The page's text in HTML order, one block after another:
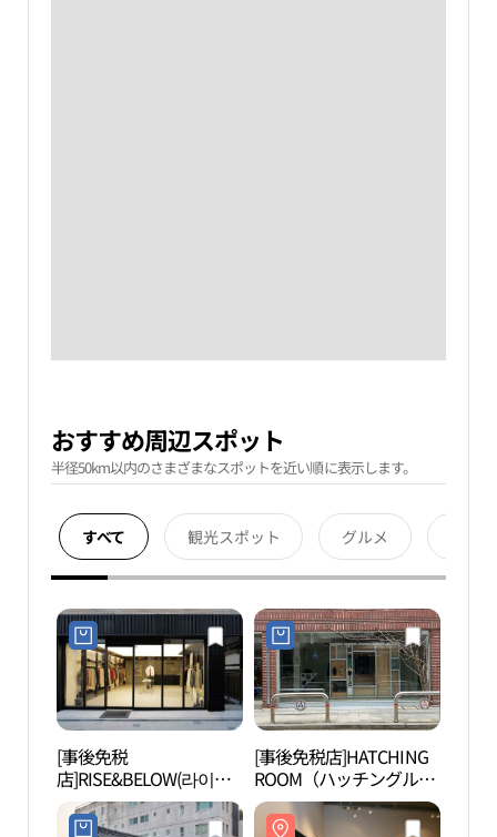
おすすめ周辺スポット
半径50km以内のさまざまなスポットを近い順に表示します。
すべて 観光スポット グルメ
[事後免税
店]RISE&BELOW(라이즈
앤빌로우)
[事後免税店]HATCHING
ROOM（ハッチングルー
ム）・ソチョン（西村）
(해칭룸 서촌)